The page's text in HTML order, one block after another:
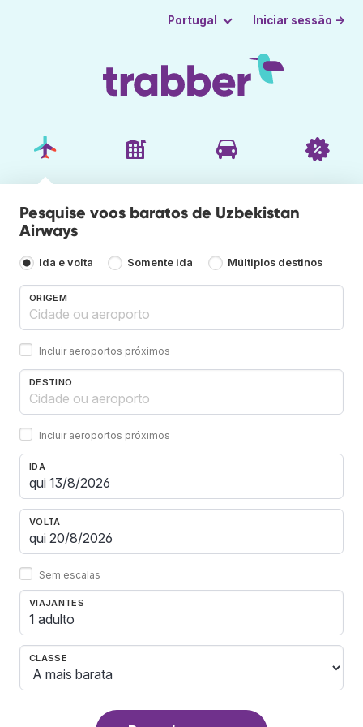
Portugal Iniciar sessão →
Pesquise voos baratos de Uzbekistan
Airways
Ida e volta Somente ida Múltiplos destinos
ORIGEM
Incluir aeroportos próximos
DESTINO
Incluir aeroportos próximos
IDA
VOLTA
Sem escalas
VIAJANTES
1 adulto
CLASSE